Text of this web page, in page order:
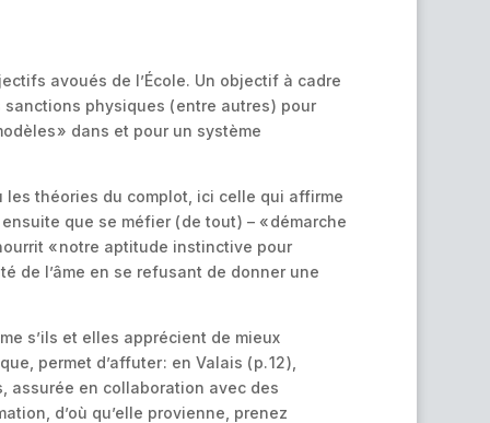
avoués de l’École. Un objectif à cadre
physiques ( entre autres ) pour
» dans et pour un système
les théories du complot, ici celle qui affirme
que se méfier ( de tout ) – « démarche
« notre aptitude instinctive pour
de l’âme en se refusant de donner une
s’ils et elles apprécient de mieux
permet d’affuter : en Valais ( p. 12 ),
assurée en collaboration avec des
d’où qu’elle provienne, prenez